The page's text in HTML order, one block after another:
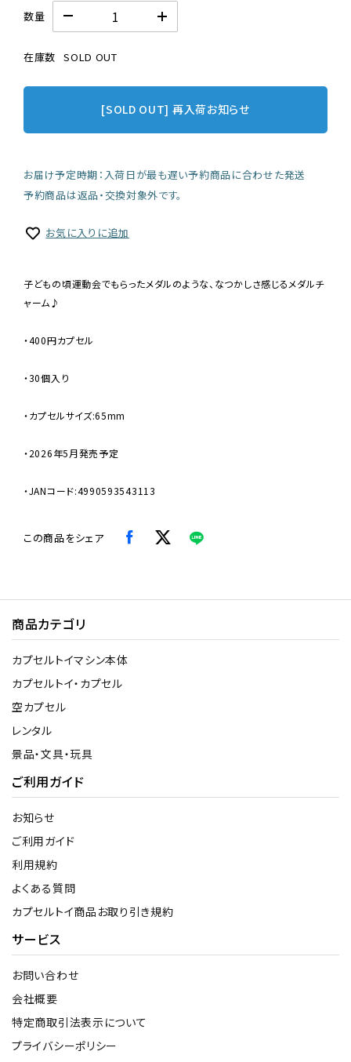
数量
在庫数 SOLD OUT
[SOLD OUT] 再入荷お知らせ
お届け予定時期：入荷日が最も遅い予約商品に合わせた発送
予約商品は返品・交換対象外です。
お気に入りに追加
子どもの頃運動会でもらったメダルのような、なつかしさ感じるメダルチ
ャーム♪
・400円カプセル
・30個入り
・カプセルサイズ:65mm
・2026年5月発売予定
・JANコード:4990593543113
この商品をシェア
商品カテゴリ
カプセルトイマシン本体
カプセルトイ・カプセル
空カプセル
レンタル
景品・文具・玩具
ご利用ガイド
お知らせ
ご利用ガイド
利用規約
よくある質問
カプセルトイ商品お取り引き規約
サービス
お問い合わせ
会社概要
特定商取引法表示について
プライバシーポリシー